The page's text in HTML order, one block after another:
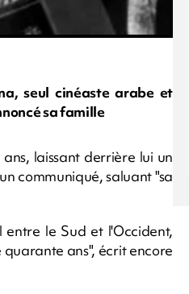
seul cinéaste arabe et
sa famille
laissant derrière lui un
communiqué, saluant "sa
le Sud et l'Occident,
ans", écrit encore